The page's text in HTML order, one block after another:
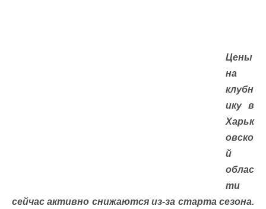
Цены
на
клубн
ику в
Харьк
овско
й
облас
ти
сейчас активно снижаются из-за старта сезона.